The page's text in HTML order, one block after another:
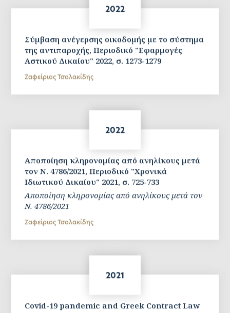
2022
Σύμβαση ανέγερσης οικοδομής με το σύστημα
της αντιπαροχής, Περιοδικό "Εφαρμογές
Αστικού Δικαίου" 2022, σ. 1273-1279
Ζαφείριος Τσολακίδης
2022
Αποποίηση κληρονομίας από ανηλίκους μετά
τον Ν. 4786/2021, Περιοδικό "Χρονικά
Ιδιωτικού Δικαίου" 2021, σ. 725-733
Αποποίηση κληρονομίας από ανηλίκους μετά τον
Ν. 4786/2021
Ζαφείριος Τσολακίδης
2021
Covid-19 pandemic and Greek Contract Law